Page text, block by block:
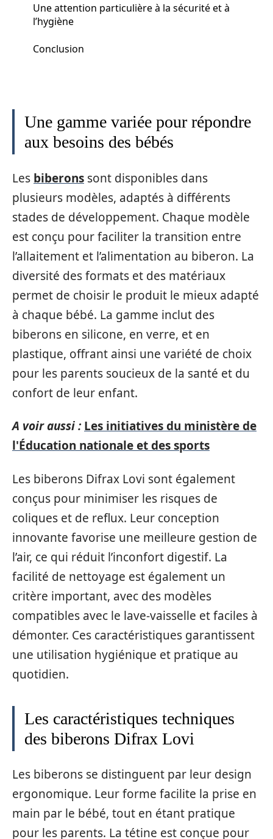
Une attention particulière à la sécurité et à
l’hygiène
Conclusion
Une gamme variée pour répondre
aux besoins des bébés
Les biberons sont disponibles dans
plusieurs modèles, adaptés à différents
stades de développement. Chaque modèle
est conçu pour faciliter la transition entre
l’allaitement et l’alimentation au biberon. La
diversité des formats et des matériaux
permet de choisir le produit le mieux adapté
à chaque bébé. La gamme inclut des
biberons en silicone, en verre, et en
plastique, offrant ainsi une variété de choix
pour les parents soucieux de la santé et du
confort de leur enfant.
A voir aussi : Les initiatives du ministère de
l'Éducation nationale et des sports
Les biberons Difrax Lovi sont également
conçus pour minimiser les risques de
coliques et de reflux. Leur conception
innovante favorise une meilleure gestion de
l’air, ce qui réduit l’inconfort digestif. La
facilité de nettoyage est également un
critère important, avec des modèles
compatibles avec le lave-vaisselle et faciles à
démonter. Ces caractéristiques garantissent
une utilisation hygiénique et pratique au
quotidien.
Les caractéristiques techniques
des biberons Difrax Lovi
Les biberons se distinguent par leur design
ergonomique. Leur forme facilite la prise en
main par le bébé, tout en étant pratique
pour les parents. La tétine est conçue pour